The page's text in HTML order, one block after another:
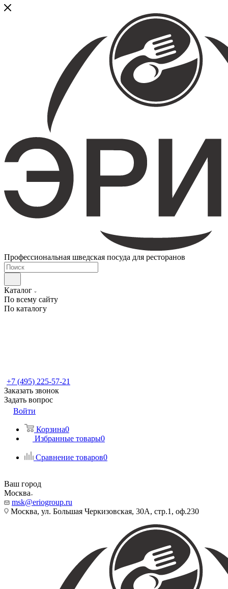
Профессиональная шведская посуда для ресторанов
Каталог
По всему сайту
По каталогу
+7 (495) 225-57-21
Заказать звонок
Задать вопрос
Войти
Корзина0
Избранные товары0
Сравнение товаров0
Ваш город
Москва
msk@eriogroup.ru
Москва, ул. Большая Черкизовская, 30А, стр.1, оф.230